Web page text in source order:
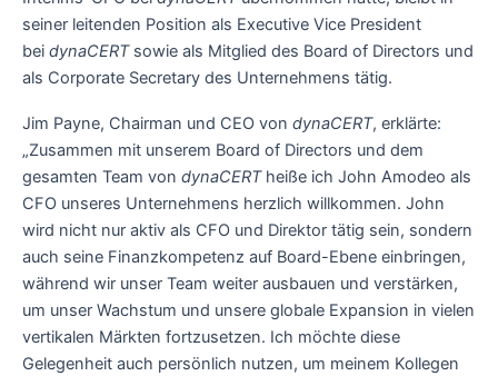
seiner leitenden Position als Executive Vice President
bei dynaCERTsowie als Mitglied des Board of Directors und
als Corporate Secretary des Unternehmens tätig.
Jim Payne, Chairman und CEO von dynaCERT, erklärte:
„Zusammen mit unserem Board of Directors und dem
gesamten Team von dynaCERTheiße ich John Amodeo als
CFO unseres Unternehmens herzlich willkommen. John
wird nicht nur aktiv als CFO und Direktor tätig sein, sondern
auch seine Finanzkompetenz auf Board-Ebene einbringen,
während wir unser Team weiter ausbauen und verstärken,
um unser Wachstum und unsere globale Expansion in vielen
vertikalen Märkten fortzusetzen. Ich möchte diese
Gelegenheit auch persönlich nutzen, um meinem Kollegen